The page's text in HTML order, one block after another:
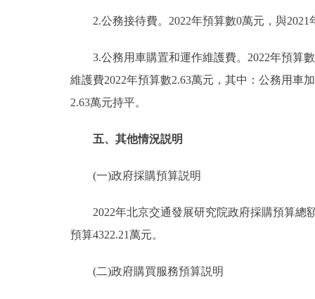
2.公務接待費。2022年預算數0萬元，與2021
3.公務用車購置和運作維護費。2022年預算數
維護費2022年預算數2.63萬元，其中：公務用車
2.63萬元持平。
五、其他情況説明
(一)政府採購預算説明
2022年北京交通發展研究院政府採購預算總額
預算4322.21萬元。
(二)政府購買服務預算説明